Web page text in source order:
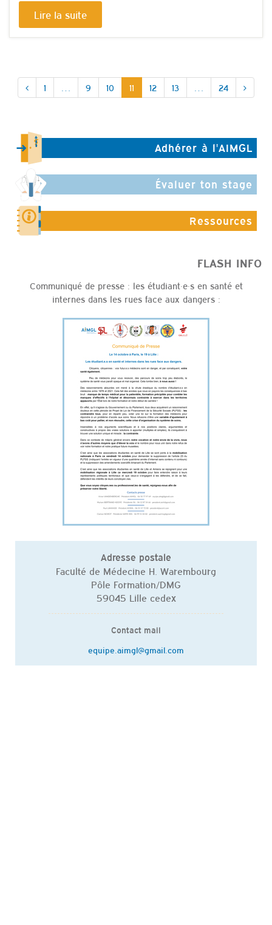
Lire la suite
1 9 10 11 12 13 24
Adhérer à l'AIMGL
Évaluer ton stage
Ressources
Communiqué de presse : les étudiant·e·s en santé et
internes dans les rues face aux dangers :
Adresse postale
Faculté de Médecine H. Warembourg
Pôle Formation/DMG
59045 Lille cedex
Contact mail
equipe.aimgl@gmail.com